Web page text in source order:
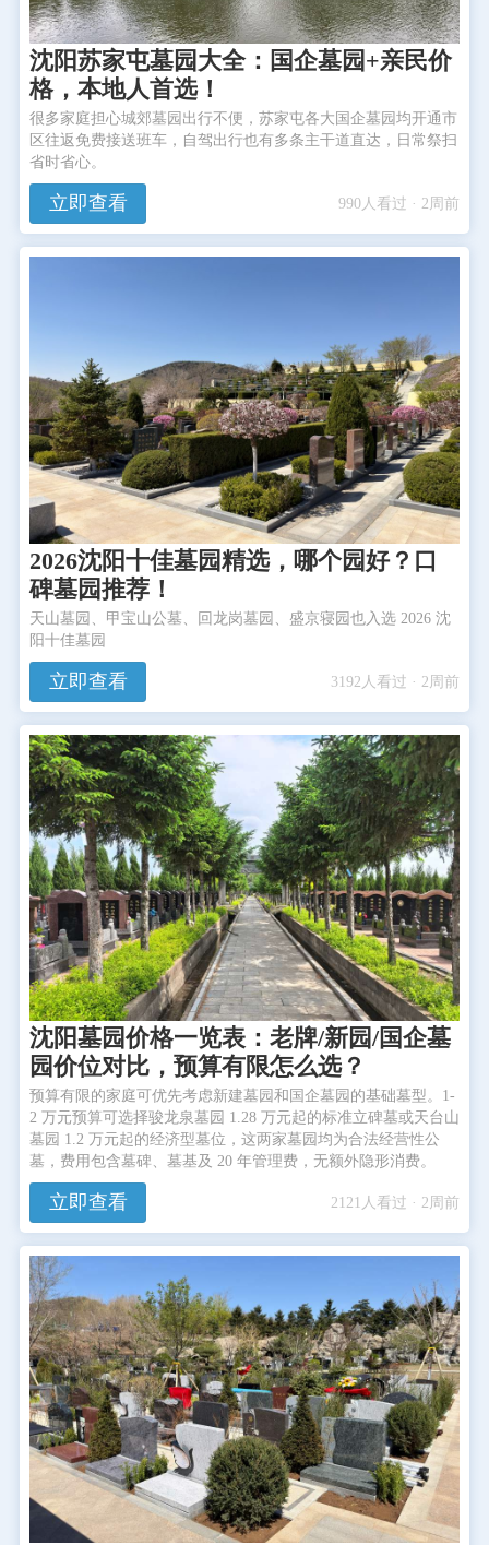
沈阳苏家屯墓园大全：国企墓园+亲民价
格，本地人首选！
很多家庭担心城郊墓园出行不便，苏家屯各大国企墓园均开通市
区往返免费接送班车，自驾出行也有多条主干道直达，日常祭扫
省时省心。
立即查看 990人看过 · 2周前
2026沈阳十佳墓园精选，哪个园好？口
碑墓园推荐！
天山墓园、甲宝山公墓、回龙岗墓园、盛京寝园也入选 2026 沈
阳十佳墓园
立即查看 3192人看过 · 2周前
沈阳墓园价格一览表：老牌/新园/国企墓
园价位对比，预算有限怎么选？
预算有限的家庭可优先考虑新建墓园和国企墓园的基础墓型。1-
2 万元预算可选择骏龙泉墓园 1.28 万元起的标准立碑墓或天台山
墓园 1.2 万元起的经济型墓位，这两家墓园均为合法经营性公
墓，费用包含墓碑、墓基及 20 年管理费，无额外隐形消费。
立即查看 2121人看过 · 2周前